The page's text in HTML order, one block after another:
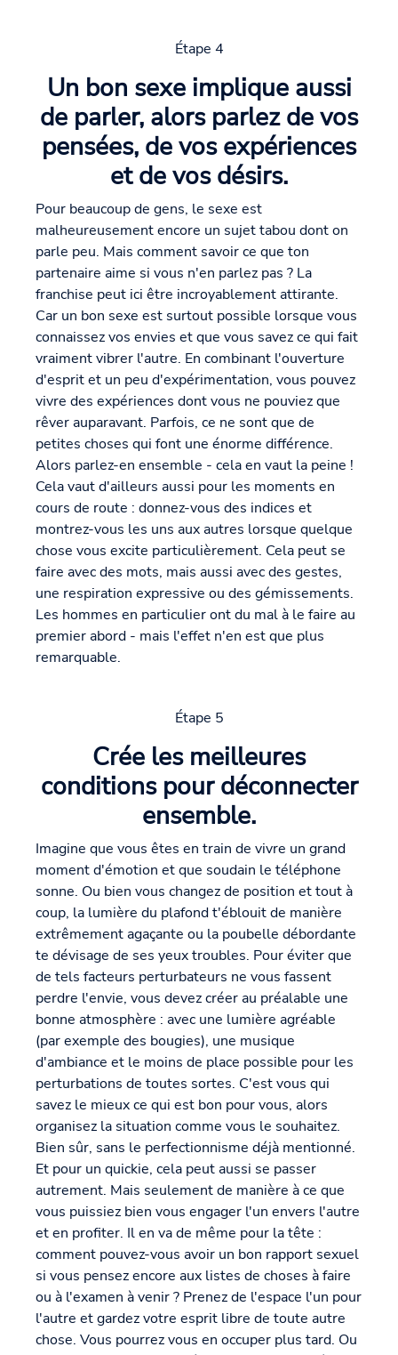
Étape 4
Un bon sexe implique aussi
de parler, alors parlez de vos
pensées, de vos expériences
et de vos désirs.
Pour beaucoup de gens, le sexe est
malheureusement encore un sujet tabou dont on
parle peu. Mais comment savoir ce que ton
partenaire aime si vous n'en parlez pas ? La
franchise peut ici être incroyablement attirante.
Car un bon sexe est surtout possible lorsque vous
connaissez vos envies et que vous savez ce qui fait
vraiment vibrer l'autre. En combinant l'ouverture
d'esprit et un peu d'expérimentation, vous pouvez
vivre des expériences dont vous ne pouviez que
rêver auparavant. Parfois, ce ne sont que de
petites choses qui font une énorme différence.
Alors parlez-en ensemble - cela en vaut la peine !
Cela vaut d'ailleurs aussi pour les moments en
cours de route : donnez-vous des indices et
montrez-vous les uns aux autres lorsque quelque
chose vous excite particulièrement. Cela peut se
faire avec des mots, mais aussi avec des gestes,
une respiration expressive ou des gémissements.
Les hommes en particulier ont du mal à le faire au
premier abord - mais l'effet n'en est que plus
remarquable.
Étape 5
Crée les meilleures
conditions pour déconnecter
ensemble.
Imagine que vous êtes en train de vivre un grand
moment d'émotion et que soudain le téléphone
sonne. Ou bien vous changez de position et tout à
coup, la lumière du plafond t'éblouit de manière
extrêmement agaçante ou la poubelle débordante
te dévisage de ses yeux troubles. Pour éviter que
de tels facteurs perturbateurs ne vous fassent
perdre l'envie, vous devez créer au préalable une
bonne atmosphère : avec une lumière agréable
(par exemple des bougies), une musique
d'ambiance et le moins de place possible pour les
perturbations de toutes sortes. C'est vous qui
savez le mieux ce qui est bon pour vous, alors
organisez la situation comme vous le souhaitez.
Bien sûr, sans le perfectionnisme déjà mentionné.
Et pour un quickie, cela peut aussi se passer
autrement. Mais seulement de manière à ce que
vous puissiez bien vous engager l'un envers l'autre
et en profiter. Il en va de même pour la tête :
comment pouvez-vous avoir un bon rapport sexuel
si vous pensez encore aux listes de choses à faire
ou à l'examen à venir ? Prenez de l'espace l'un pour
l'autre et gardez votre esprit libre de toute autre
chose. Vous pourrez vous en occuper plus tard. Ou